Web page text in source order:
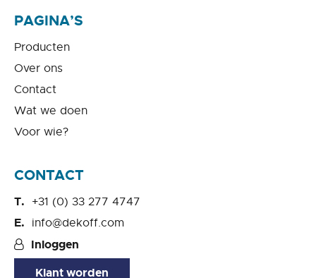
PAGINA’S
Producten
Over ons
Contact
Wat we doen
Voor wie?
CONTACT
+31 (0) 33 277 4747
info@dekoff.com
Inloggen
Klant worden